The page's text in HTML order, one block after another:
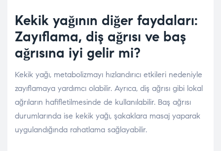
Kekik yağının diğer faydaları:
Zayıflama, diş ağrısı ve baş
ağrısına iyi gelir mi?
Kekik yağı, metabolizmayı hızlandırıcı etkileri nedeniyle
zayıflamaya yardımcı olabilir. Ayrıca, diş ağrısı gibi lokal
ağrıların hafifletilmesinde de kullanılabilir. Baş ağrısı
durumlarında ise kekik yağı, şakaklara masaj yaparak
uygulandığında rahatlama sağlayabilir.